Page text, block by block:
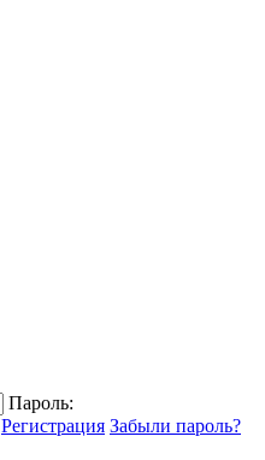
Пароль:
Регистрация Забыли пароль?